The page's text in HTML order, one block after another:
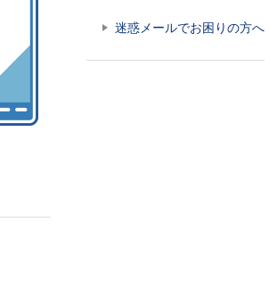
迷惑メールでお困りの方へ